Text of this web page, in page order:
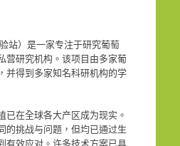
站）是一家专注于研究葡萄
营研究机构。该项目由多家葡
并得到多家知名科研机构的学
已在全球各大产区成为现实。
的挑战与问题，但均已通过生
有效应对。许多技术方案已具